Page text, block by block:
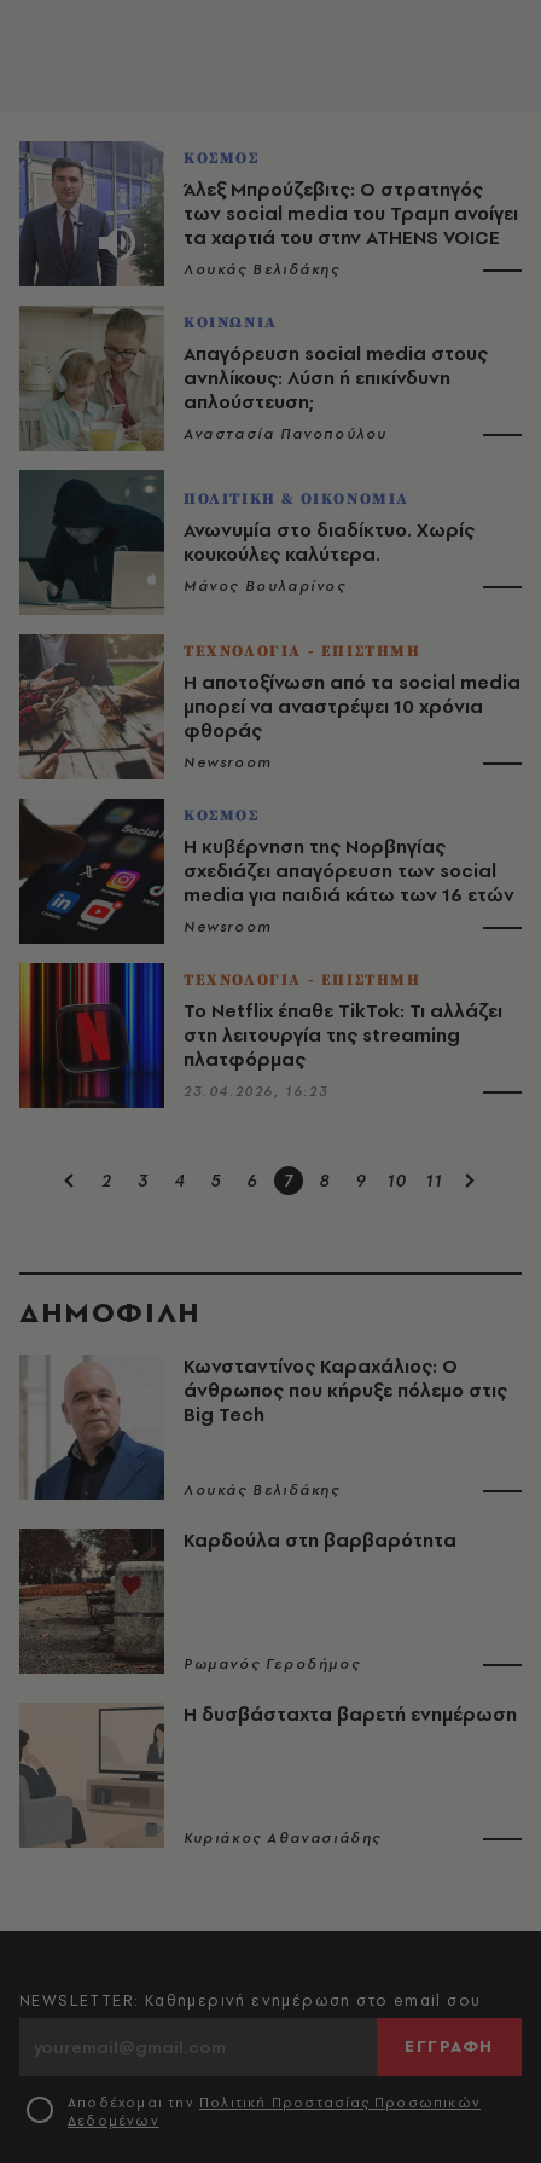
ΚΟΣΜΟΣ
Άλεξ Μπρούζεβιτς: Ο στρατηγός
των social media του Τραμπ ανοίγει
τα χαρτιά του στην ATHENS VOICE
Λουκάς Βελιδάκης
ΚΟΙΝΩΝΙΑ
Απαγόρευση social media στους
ανηλίκους: Λύση ή επικίνδυνη
απλούστευση;
Αναστασία Πανοπούλου
ΠΟΛΙΤΙΚΗ & ΟΙΚΟΝΟΜΙΑ
Ανωνυμία στο διαδίκτυο. Χωρίς
κουκούλες καλύτερα.
Μάνος Βουλαρίνος
ΤΕΧΝΟΛΟΓΙΑ - ΕΠΙΣΤΗΜΗ
Η αποτοξίνωση από τα social media
μπορεί να αναστρέψει 10 χρόνια
φθοράς
Newsroom
ΚΟΣΜΟΣ
Η κυβέρνηση της Νορβηγίας
σχεδιάζει απαγόρευση των social
media για παιδιά κάτω των 16 ετών
Newsroom
ΤΕΧΝΟΛΟΓΙΑ - ΕΠΙΣΤΗΜΗ
To Netflix έπαθε ΤikTok: Τι αλλάζει
στη λειτουργία της streaming
πλατφόρμας
23.04.2026, 16:23
2 3 4 5 6 7 8 9 10 11
ΔΗΜΟΦΙΛΗ
Κωνσταντίνος Καραχάλιος: Ο
άνθρωπος που κήρυξε πόλεμο στις
Big Tech
Λουκάς Βελιδάκης
Καρδούλα στη βαρβαρότητα
Ρωμανός Γεροδήμος
Η δυσβάσταχτα βαρετή ενημέρωση
Κυριάκος Αθανασιάδης
NEWSLETTER: Καθημερινή ενημέρωση στο email σου
ΕΓΓΡΑΦΗ
Αποδέχομαι την Πολιτική Προστασίας Προσωπικών
Δεδομένων